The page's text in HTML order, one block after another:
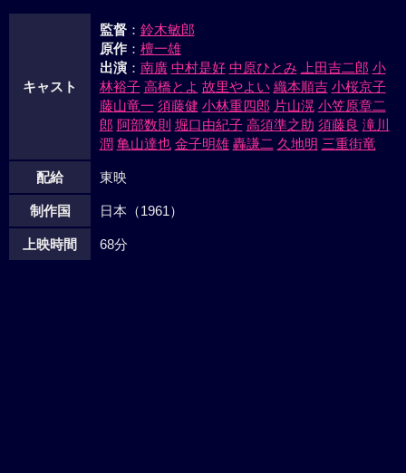
キャスト
監督： 鈴木敏郎
原作： 檀一雄
出演： 南廣 中村是好 中原ひとみ 上田吉二郎 小
林裕子 高橋とよ 故里やよい 織本順吉 小桜京子
藤山竜一 須藤健 小林重四郎 片山滉 小笠原章二
郎 阿部数則 堀口由紀子 高須準之助 須藤良 滝川
潤 亀山達也 金子明雄 轟謙二 久地明 三重街竜
配給 東映
制作国 日本（1961）
上映時間 68分